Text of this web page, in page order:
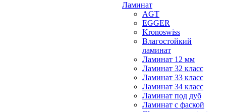
Ламинат
AGT
EGGER
Kronoswiss
Влагостойкий
ламинат
Ламинат 12 мм
Ламинат 32 класс
Ламинат 33 класс
Ламинат 34 класс
Ламинат под дуб
Ламинат с фаской